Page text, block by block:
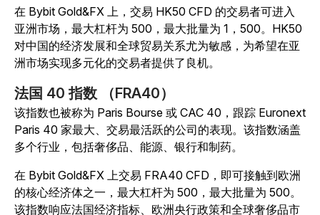
在 Bybit Gold&FX 上，交易 HK50 CFD 的交易者可进入
亚洲市场，最大杠杆为 500，最大批量为 1，500。HK50
对中国的经济发展和全球贸易关系尤为敏感，为希望在亚
洲市场实现多元化的交易者提供了良机。
法国 40 指数 （FRA40）
该指数也被称为 Paris Bourse 或 CAC 40，跟踪 Euronext
Paris 40 家最大、交易最活跃的公司的表现。该指数涵盖
多个行业，包括奢侈品、能源、银行和制药。
在 Bybit Gold&FX 上交易 FRA40 CFD，即可接触到欧洲
的核心经济体之一，最大杠杆为 500，最大批量为 500。
该指数响应法国经济指标、欧洲央行政策和全球奢侈品市